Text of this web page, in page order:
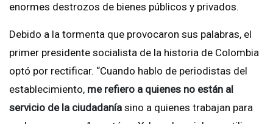
enormes destrozos de bienes públicos y privados.
Debido a la tormenta que provocaron sus palabras, el
primer presidente socialista de la historia de Colombia
optó por rectificar. “Cuando hablo de periodistas del
establecimiento, me refiero a quienes no están al
servicio de la ciudadanía sino a quienes trabajan para